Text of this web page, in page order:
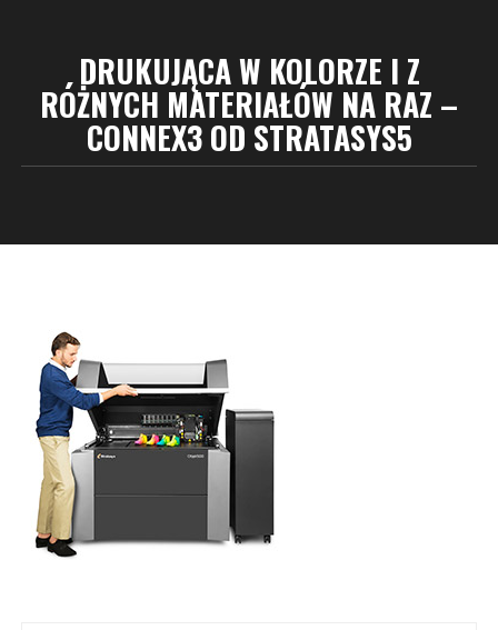
DRUKUJĄCA W KOLORZE I Z
RÓŻNYCH MATERIAŁÓW NA RAZ –
CONNEX3 OD STRATASYS5